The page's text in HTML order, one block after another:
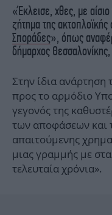
«Έκλεισε, χθες, με
ζήτημα της
Σποράδες», όπως
δήμαρχος
Στην ίδια ανάρτηση
προς το αρμόδιο
γεγονός της
των αποφάσεων και
απαιτούμενης
μιας γραμμής με
τελευταία χρόνια».